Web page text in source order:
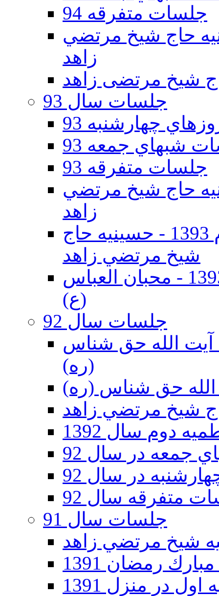
جلسات متفرقه 94
دوم 94 - حسينيه حاج شيخ مرتضي
زاهد
جلسات سال 93
چهارشنبه 93
شبهاي جمعه 93
جلسات متفرقه 93
دوم 93 - حسينيه حاج شيخ مرتضي
زاهد
جلسات دهه اول محرم الحرام 1393 - حسينيه حاج
شيخ مرتضي زاهد
جلسات دهه اول محرم الحرام 1393 - محبان العباس
(ع)
جلسات سال 92
92 - حسينيه آيت الله حق شناس
(ره)
دوم سال 1392
جمعه در سال 92
در سال 92
متفرقه سال 92
جلسات سال 91
رمضان 1391
در منزل 1391